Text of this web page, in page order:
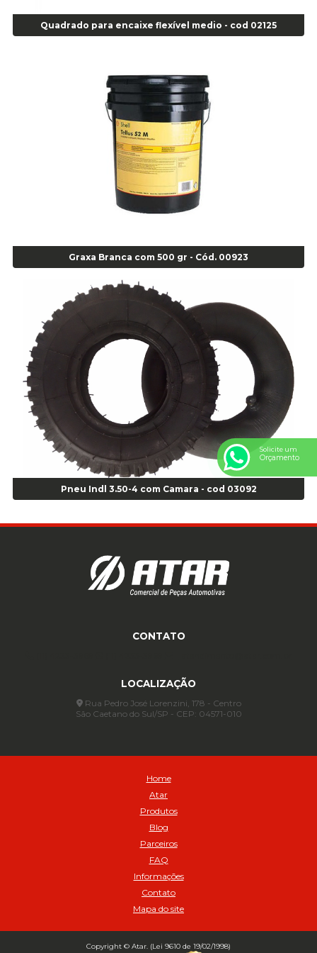
Alicate de Corte Diagonal - cod 02138
Alicate para Abracadeira 3/16" x 1.3/16" 29840 - Gedore - Cod 02174
Alicate para Anéis Externos Bico Reto - Gedore A2 - Cod 00894
Alicate para Anéis Externos com Bico Curvo - Gedore A21 - Cod 00895
Alicate para Anéis Internos Bico Curvo - Gedore J21 - Cod 00893
Alicate para Anéis Tipo Trava Câmbio 8134 Gedore - Cod 02008
Alicate para Balanceamento - Cod 03078
Alicate para trava de cambio 398 11" - Corneta - Cod 03113
Alicate Universal - Cod 01718
Anel Centralizador Fiat 4 pçs - Amarelo - Cod 00517
Anel Centralizador GM 4 pçs - Azul - Cod 00519
Anel Centralizador Honda 4 pçs - Vermelho - Cod 01465
Anel Centralizador Peugeot 4pçs - Branco - Cod 01466
Anel Centralizador Renault 4pçs - Marrom - Cod 01467
Anel Centralizador Toyota 4pçs - Preto - Cod 01335
Anel Centralizador VW 4pçs - Laranja - Cod 00520
Anel de vedação Jumbo OR-224 TG - Cod: 03749
Anel de vedação Jumbo OR-449 Cod: 03752
Anel p/ montagem de pneu s/cam aro 22,5 - Cod 00166
Anel para Montagem do Pneu Sem Câmara Aro 24,5 - Cod 02935
Anel para Vedação OR 25 - Cod 01766
Anel para Vedação OR 325 - Cod 03390
Anel para Vedação OR 329 - Cod 01769
Anel para Vedação OR 333 - Cod 01770
Anel para Vedação OR 335 Importado - Cod 01771
Anel para Vedação OR 339 - Cod 01772
Anel para Vedação OR 451 - Cod 01775
Assentador de Talão Pneu sem Câmara - Cod 01558
Automático para compressor 125 a 175 libras - Cod 02206
Avental de Raspa sem Emenda 1,2mt - Cod 01925
Balanceamento automatico SBBA - 282 pacote com 282g - Cod
Balanceamento Automático SBBA 113 Pacote com 113g - Cod 03197
Balanceamento Automático SBBA- 340 Pacote com 340g - Cod
BICO INF DUPLO LONGO CURVO 90 1295LC - cod 03631
Bico Inflador Duplo 300 mm - Cod 03245
Quadrado para encaixe flexível medio - cod 02125
Graxa Branca com 500 gr - Cód. 00923
Pneu Indl 3.50-4 com Camara - cod 03092
CONTATO
LOCALIZAÇÃO
Rua Pedro José Lorenzini, 178 - Centro
São Caetano do Sul/SP - CEP: 04571-010
Home
Atar
Produtos
Blog
Parceiros
FAQ
Informações
Contato
Mapa do site
Copyright © Atar. (Lei 9610 de 19/02/1998)
Solicite um
Orçamento